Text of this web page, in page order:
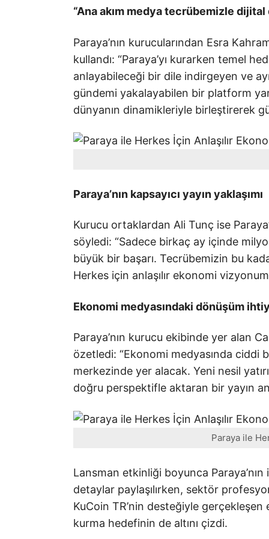
“Ana akım medya tecrübemizle
Paraya’nın kurucularından Esra
kullandı: “Paraya’yı kurarken temel
anlayabileceği bir dile indirgeyen ve
gündemi yakalayabilen bir platform
dünyanın dinamikleriyle birleştirerek
Paraya’nın kapsayıcı yayın yaklaşımı
Kurucu ortaklardan Ali Tunç ise
söyledi: “Sadece birkaç ay içinde
büyük bir başarı. Tecrübemizin bu
Herkes için anlaşılır ekonomi
Ekonomi medyasındaki dönüşüm
Paraya’nın kurucu ekibinde yer alan
özetledi: “Ekonomi medyasında ciddi
merkezinde yer alacak. Yeni nesil
doğru perspektifle aktaran bir yayın
Paraya ile
Lansman etkinliği boyunca
detaylar paylaşılırken, sektör
KuCoin TR’nin desteğiyle
kurma hedefinin de altını çizdi.